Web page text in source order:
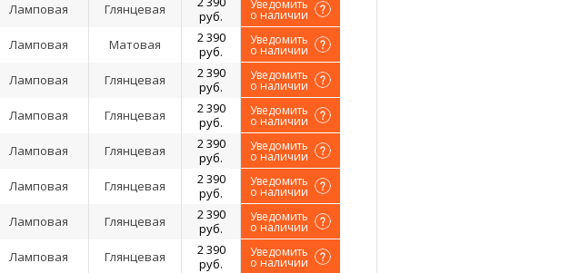
Ламповая Глянцевая
руб.
Уведомить
о наличии
Ламповая Матовая
2 390
руб.
Уведомить
о наличии
Ламповая Глянцевая
2 390
руб.
Уведомить
о наличии
Ламповая Глянцевая
2 390
руб.
Уведомить
о наличии
Ламповая Глянцевая
2 390
руб.
Уведомить
о наличии
Ламповая Глянцевая
2 390
руб.
Уведомить
о наличии
Ламповая Глянцевая
2 390
руб.
Уведомить
о наличии
Ламповая Глянцевая
2 390
руб.
Уведомить
о наличии